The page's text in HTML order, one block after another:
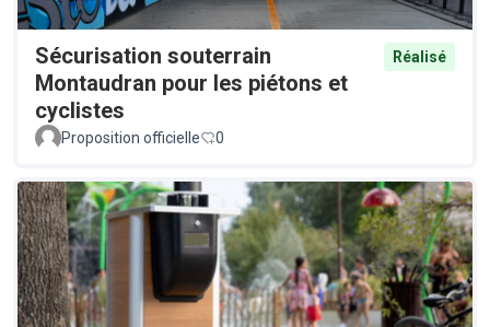
Sécurisation souterrain
Montaudran pour les piétons et
cyclistes
Réalisé
Proposition officielle 0